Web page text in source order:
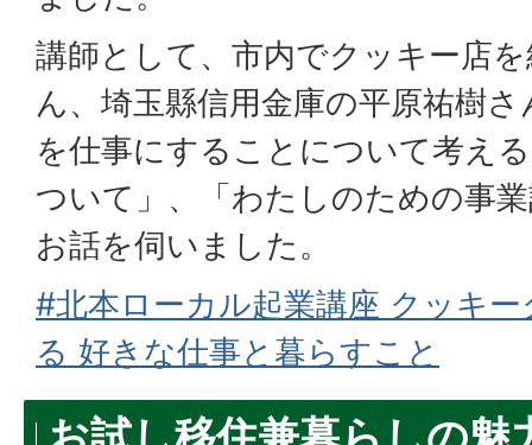
講師として、市内でクッキー店
ん、埼玉縣信用金庫の平原祐樹
を仕事にすることについて考え
ついて」、「わたしのための事
お話を伺いました。
#北本ローカル起業講座 クッキ
る 好きな仕事と暮らすこと